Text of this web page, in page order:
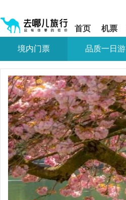
shift+enter
网
您
站
首页 机票
您
站
境内门票 品质一日游